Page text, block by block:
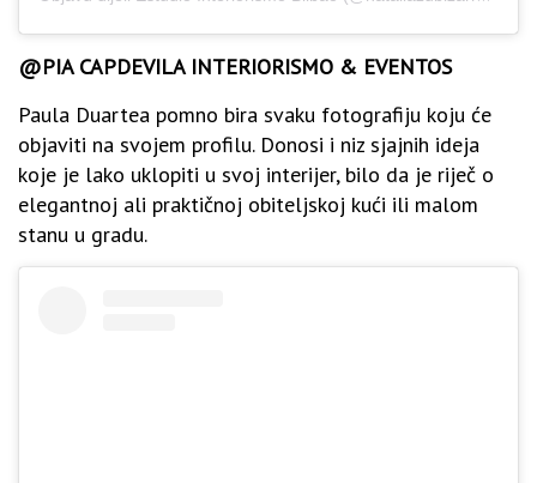
@PIA CAPDEVILA INTERIORISMO & EVENTOS
Paula Duartea pomno bira svaku fotografiju koju će
objaviti na svojem profilu. Donosi i niz sjajnih ideja
koje je lako uklopiti u svoj interijer, bilo da je riječ o
elegantnoj ali praktičnoj obiteljskoj kući ili malom
stanu u gradu.